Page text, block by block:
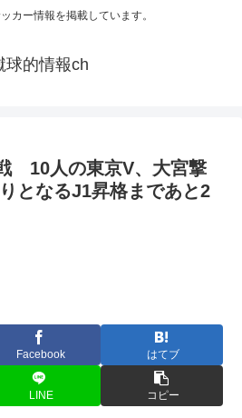
カー情報を掲載しています。
球的情報ch
10人の東京V、大宮撃
となるJ1昇格まであと2
Facebook はてブ
LINE コピー